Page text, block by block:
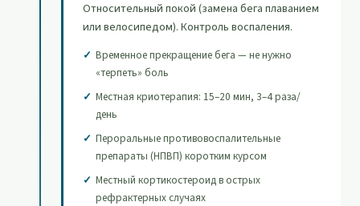
Относительный покой (замена бега плаванием
или велосипедом). Контроль воспаления.
Временное прекращение бега — не нужно
«терпеть» боль
Местная криотерапия: 15–20 мин, 3–4 раза/
день
Пероральные противовоспалительные
препараты (НПВП) коротким курсом
Местный кортикостероид в острых
рефрактерных случаях